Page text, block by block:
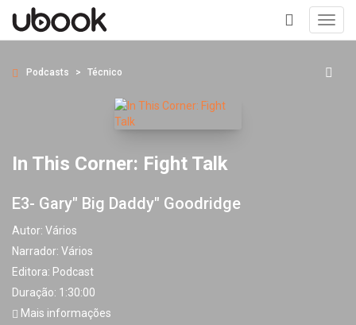
+
Podcasts Técnico
In This Corner: Fight Talk
E3- Gary" Big Daddy" Goodridge
Autor: Vários
Narrador: Vários
Editora: Podcast
Duração: 1:30:00
Mais informações